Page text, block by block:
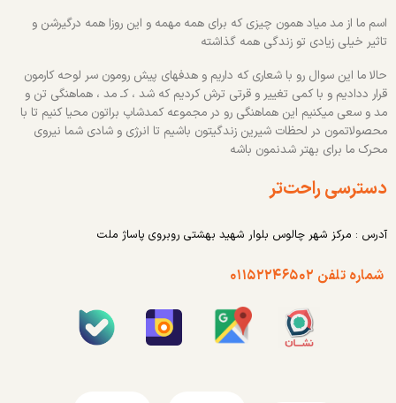
اسم ما از مد میاد همون چیزی که برای همه مهمه و این روزا همه درگیرشن و
تاثیر خیلی زیادی تو زندگی همه گذاشته
حالا ما این سوال رو با شعاری که داریم و هدفهای پیش رومون سر لوحه کارمون
قرار ددادیم و با کمی تغییر و قرتی ترش کردیم که شد ، کـ مد ، هماهنگی تن و
مد و سعی میکنیم این هماهنگی رو در مجموعه کمدشاپ براتون محیا کنیم تا با
محصولاتمون در لحظات شیرین زندگیتون باشیم تا انرژی و شادی شما نیروی
محرک ما برای بهتر شدنمون باشه
دسترسی راحت‌تر
آدرس : مرکز شهر چالوس بلوار شهید بهشتی روبروی پاساژ ملت
شماره تلفن ۰۱۱۵۲۲۴۶۵۰۲